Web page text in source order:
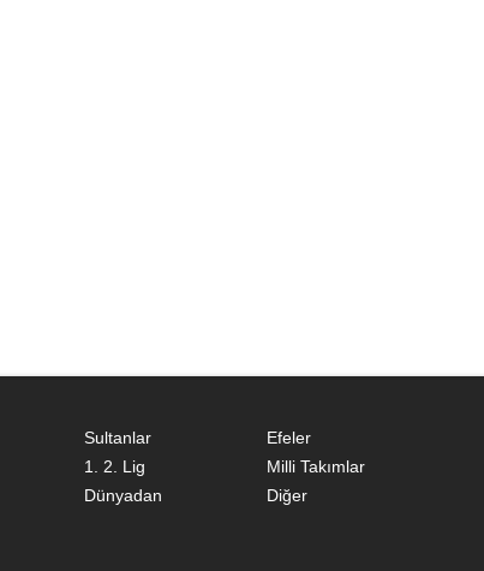
Sultanlar
Efeler
1. 2. Lig
Milli Takımlar
Dünyadan
Diğer